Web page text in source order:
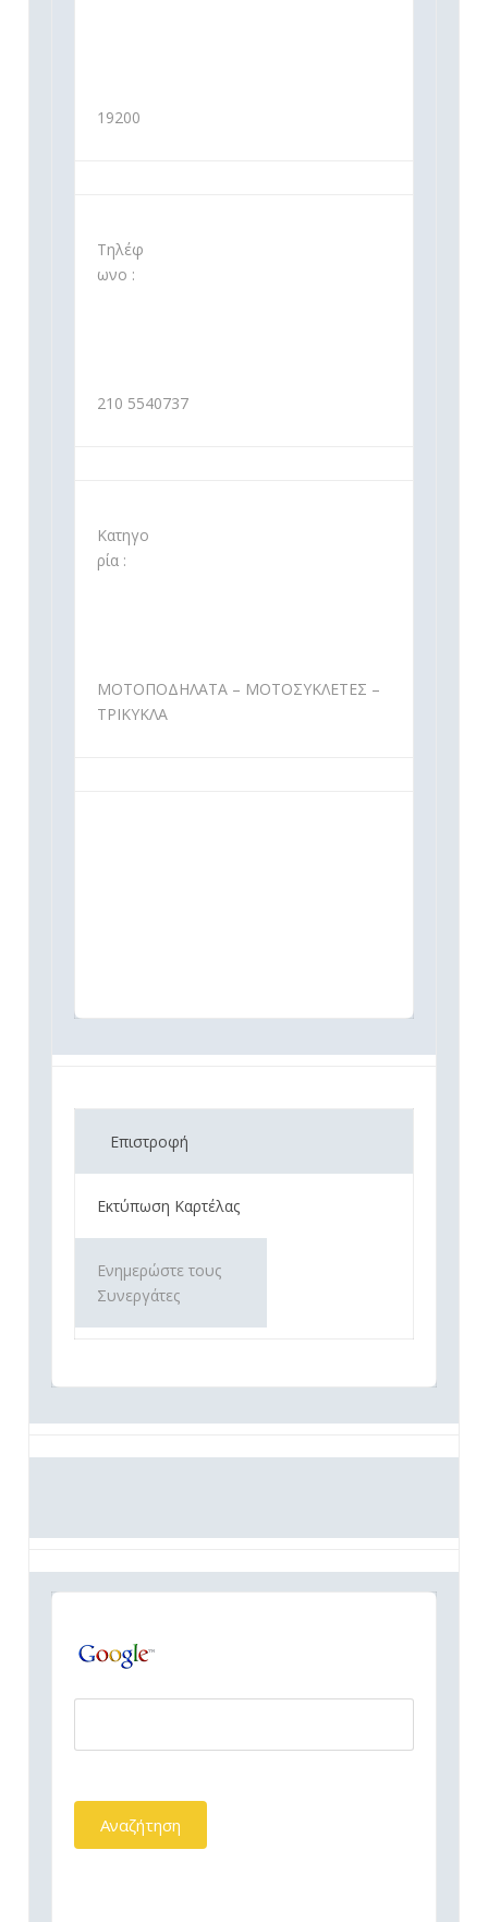
19200
Τηλέφ
ωνο :
210 5540737
Κατηγο
ρία :
ΜΟΤΟΠΟΔΗΛΑΤΑ – ΜΟΤΟΣΥΚΛΕΤΕΣ –
ΤΡΙΚΥΚΛΑ
Επιστροφή
Εκτύπωση Καρτέλας
Ενημερώστε τους
Συνεργάτες